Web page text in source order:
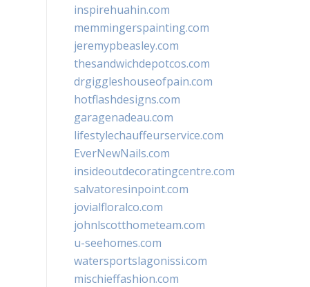
inspirehuahin.com
memmingerspainting.com
jeremypbeasley.com
thesandwichdepotcos.com
drgiggleshouseofpain.com
hotflashdesigns.com
garagenadeau.com
lifestylechauffeurservice.com
EverNewNails.com
insideoutdecoratingcentre.com
salvatoresinpoint.com
jovialfloralco.com
johnlscotthometeam.com
u-seehomes.com
watersportslagonissi.com
mischieffashion.com